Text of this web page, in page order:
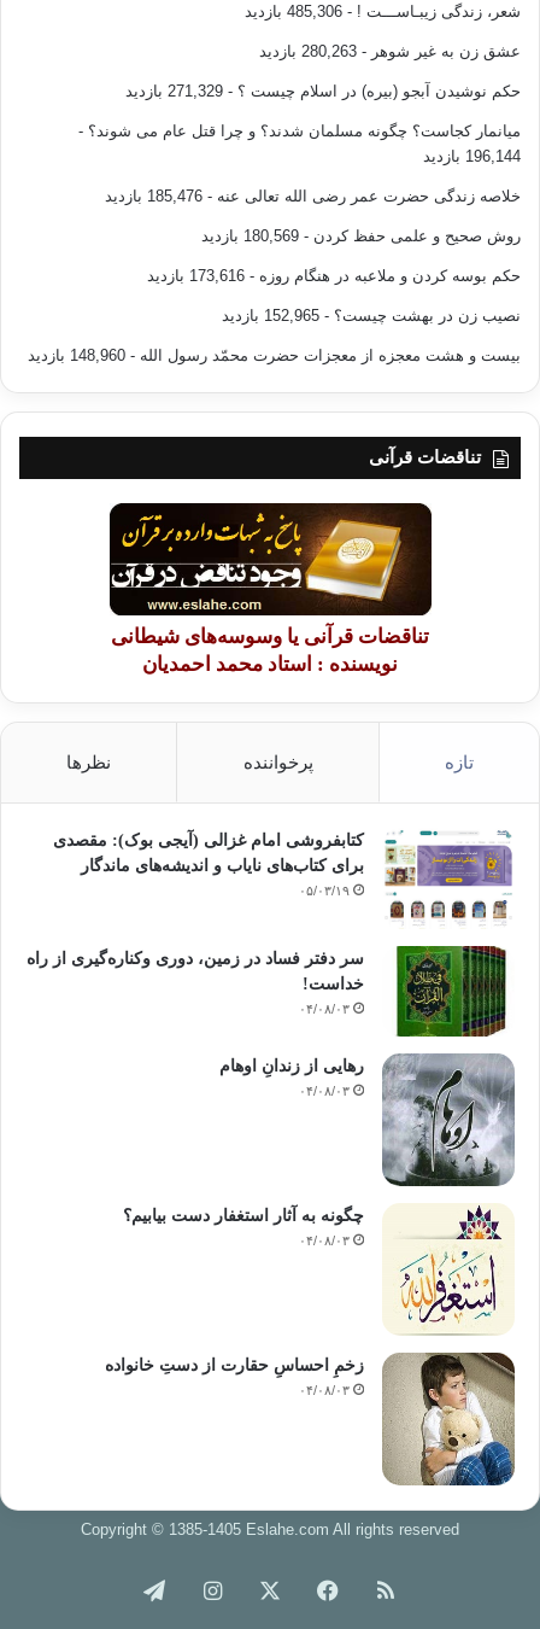
شعر، زندگی زیبـاســـت ! - 485,306 بازدید
عشق زن به غیر شوهر - 280,263 بازدید
حکم نوشیدن آبجو (بیره) در اسلام چیست ؟ - 271,329 بازدید
میانمار کجاست؟ چگونه مسلمان شدند؟ و چرا قتل عام می شوند؟ -
196,144 بازدید
خلاصه زندگی حضرت عمر رضی الله تعالی عنه - 185,476 بازدید
روش صحیح و علمی حفظ کردن - 180,569 بازدید
حکم بوسه کردن و ملاعبه در هنگام روزه - 173,616 بازدید
نصیب زن در بهشت چیست؟ - 152,965 بازدید
بیست و هشت معجزه از معجزات حضرت محمّد رسول الله - 148,960 بازدید
تناقضات قرآنی
تناقضات قرآنی یا وسوسه‌های شیطانی
نویسنده : استاد محمد احمدیان
تازه پرخواننده نظرها
کتابفروشی امام غزالی (آیجی بوک): مقصدی
برای کتاب‌های نایاب و اندیشه‌های ماندگار
۰۵/۰۳/۱۹
سر دفتر فساد در زمین‌، دوری وکناره‌گیری از راه
خداست‌!
۰۴/۰۸/۰۳
رهایی از زندانِ اوهام
۰۴/۰۸/۰۳
چگونه به آثار استغفار دست بیابیم؟
۰۴/۰۸/۰۳
زخمِ احساسِ حقارت از دستِ خانواده
۰۴/۰۸/۰۳
Copyright © 1385-1405 Eslahe.com All rights reserved
خوراک فیس اینستاگرام